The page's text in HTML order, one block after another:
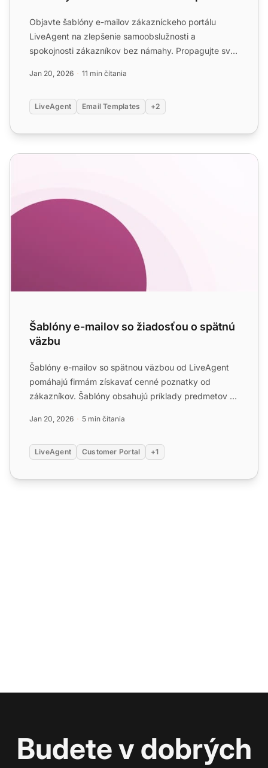
Objavte šablóny e-mailov zákazníckeho portálu
LiveAgent na zlepšenie samoobslužnosti a
spokojnosti zákazníkov bez námahy. Propagujte svoj
Jan 20, 2026 11 min čítania
LiveAgent Email Templates +2
Šablóny e-mailov so žiadosťou o spätnú väzbu
Šablóny e-mailov so žiadosťou o spätnú
väzbu
Šablóny e-mailov so spätnou väzbou od LiveAgent
pomáhajú firmám získavať cenné poznatky od
zákazníkov. Šablóny obsahujú príklady predmetov a
Jan 20, 2026 5 min čítania
LiveAgent Customer Portal +1
Budete v dobrých